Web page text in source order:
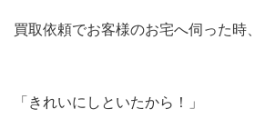
買取依頼でお客様のお宅へ伺った時、
「きれいにしといたから！」